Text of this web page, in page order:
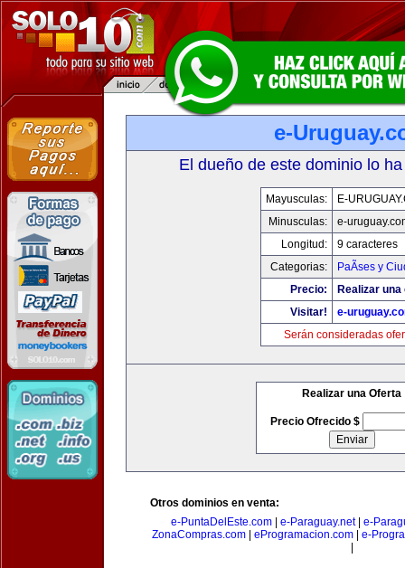
e-
El dueño de este dominio lo
Mayusculas:
E-
Minusculas:
e-
Longitud:
9 caracteres
Categorias:
PaÃ­ses y
Precio:
Realizar
Visitar!
e-
Serán consideradas
Realizar una Oferta
Precio Ofrecido $
Otros dominios en venta:
e-PuntaDelEste.com
e-Paraguay.net| e-
ZonaCompras.com
eProgramacion.com
e-